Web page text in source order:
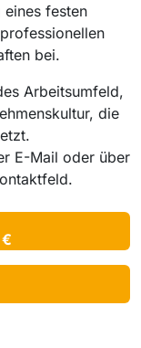
eines festen
bei.
Arbeitsumfeld,
die
E-Mail oder über